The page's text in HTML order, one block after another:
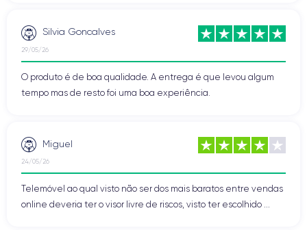
Silvia Goncalves
29/05/26
O produto é de boa qualidade. A entrega é que levou algum
tempo mas de resto foi uma boa experiência.
Miguel
24/05/26
Telemóvel ao qual visto não ser dos mais baratos entre vendas
online deveria ter o visor livre de riscos, visto ter escolhido ...